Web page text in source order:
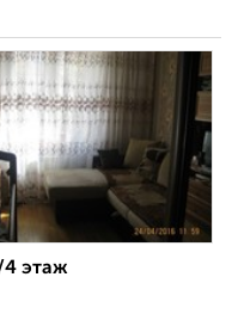
4 этаж